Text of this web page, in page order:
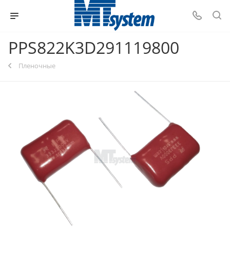
PPS822K3D291119800
Пленочные